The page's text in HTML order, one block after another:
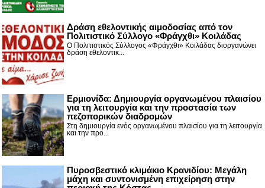
Δράση εθελοντικής αιμοδοσίας από τον
Πολιτιστικό Σύλλογο «Φράγχθι» Κοιλάδας
Ο Πολιτιστικός Σύλλογος «Φράγχθι» Κοιλάδας διοργανώνει
δράση εθελοντικ...
Ερμιονίδα: Δημιουργία οργανωμένου πλαισίου
για τη λειτουργία και την προστασία των
πεζοπορικών διαδρομών
Στη δημιουργία ενός οργανωμένου πλαισίου για τη λειτουργία
και την προ...
Πυροσβεστικό κλιμάκιο Κρανιδίου: Μεγάλη
μάχη και συντονισμένη επιχείρηση στην